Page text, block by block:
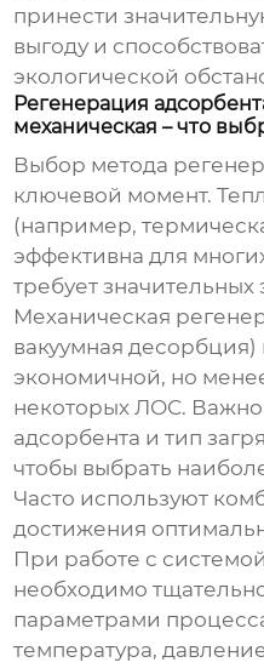
принести
выгоду и
экологической
Регенерация
механическая – что
Выбор метода
ключевой момент.
(например,
эффективна для
требует значительных
Механическая
вакуумная
экономичной, но
некоторых ЛОС. Важно
адсорбента и тип
чтобы выбрать
Часто используют
достижения
При работе с
необходимо
параметрами
температура,